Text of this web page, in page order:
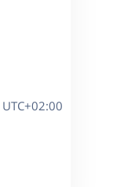
UTC+02:00